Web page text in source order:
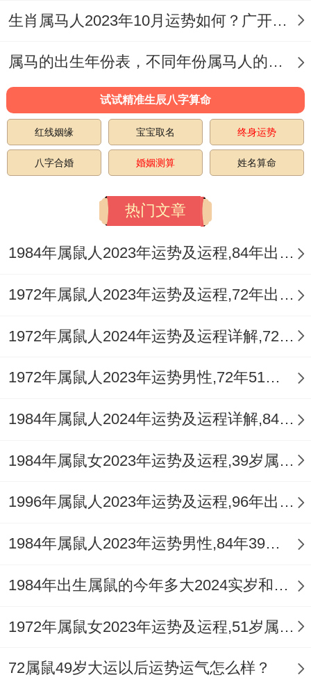
生肖属马人2023年10月运势如何？广开财路富贵平安
属马的出生年份表，不同年份属马人的财富命运
试试精准生辰八字算命
红线姻缘 宝宝取名 终身运势
八字合婚 婚姻测算 姓名算命
热门文章
1984年属鼠人2023年运势及运程,84年出生的39岁生肖鼠2023年每月运势详解
1972年属鼠人2023年运势及运程,72年出生的51岁生肖鼠2023年每月运势如何
1972年属鼠人2024年运势及运程详解,72年出生52岁肖鼠人在2024全年每月运势完整版
1972年属鼠人2023年运势男性,72年51岁属鼠男2023年每月运程怎么样
1984年属鼠人2024年运势及运程详解,84年出生40岁肖鼠人在2024全年每月运势完整版
1984年属鼠女2023年运势及运程,39岁属鼠人2023全年每月运势女性如何
1996年属鼠人2023年运势及运程,96年出生的27岁生肖鼠2023年每月运势详解
1984年属鼠人2023年运势男性,84年39岁属鼠男2023年每月运程怎么样
1984年出生属鼠的今年多大2024实岁和虚岁
1972年属鼠女2023年运势及运程,51岁属鼠人2023全年每月运势女性如何
72属鼠49岁大运以后运势运气怎么样？